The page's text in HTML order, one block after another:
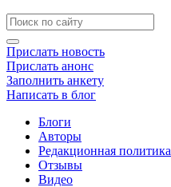
Прислать новость
Прислать анонс
Заполнить анкету
Написать в блог
Блоги
Авторы
Редакционная политика
Отзывы
Видео